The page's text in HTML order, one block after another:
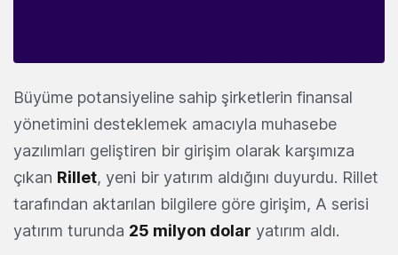
Büyüme potansiyeline sahip şirketlerin finansal
yönetimini desteklemek amacıyla muhasebe
yazılımları geliştiren bir girişim olarak karşımıza
çıkan Rillet, yeni bir yatırım aldığını duyurdu. Rillet
tarafından aktarılan bilgilere göre girişim, A serisi
yatırım turunda 25 milyon dolar yatırım aldı.